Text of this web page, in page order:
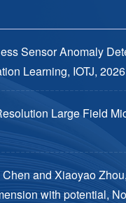
Sensor Anomaly
Learning, IOTJ,
Large Field
and Xiaoyao
with potential,